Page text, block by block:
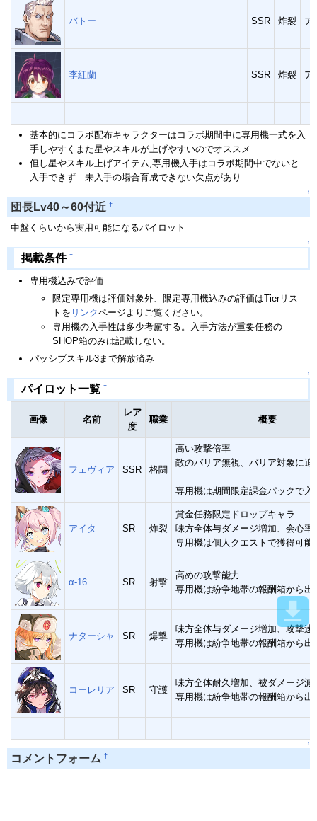
バトー SSR 炸裂 ア
李紅蘭 SSR 炸裂 ア
基本的にコラボ配布キャラクターはコラボ期間中に専用機一式を入
手しやすくまた星やスキルが上げやすいのでオススメ
但し星やスキル上げアイテム,専用機入手はコラボ期間中でないと
入手できず 未入手の場合育成できない欠点があり
↑
団長Lv40～60付近 †
中盤くらいから実用可能になるパイロット
↑
掲載条件 †
専用機込みで評価
限定専用機は評価対象外、限定専用機込みの評価はTierリス
トを リンクページよりご覧ください。
専用機の入手性は多少考慮する。入手方法が重要任務の
SHOP箱のみは記載しない。
パッシブスキル3まで解放済み
↑
パイロット一覧 †
画像 名前
レア
度
職業 概要
フェヴィア SSR 格闘
高い攻撃倍率
敵のバリア無視、バリア対象に追
専用機は期間限定課金パックで入
アイタ SR 炸裂
賞金任務限定ドロップキャラ
味方全体与ダメージ増加、会心率
専用機は個人クエストで獲得可能
α-16 SR 射撃
高めの攻撃能力
専用機は紛争地帯の報酬箱から出
ナターシャ SR 爆撃
味方全体与ダメージ増加、攻撃速
専用機は紛争地帯の報酬箱から出
コーレリア SR 守護
味方全体耐久増加、被ダメージ減
専用機は紛争地帯の報酬箱から出
↑
コメントフォーム †